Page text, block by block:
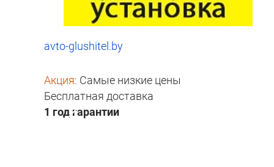
avto-glushitel.by
Акция: Самые низкие цены
Бесплатная доставка
1 год гарантии